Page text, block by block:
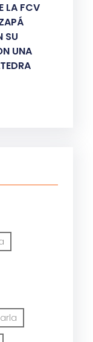
LA FCV
SU
UNA